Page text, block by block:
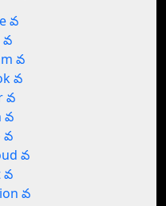
వ
వ
వ
వ
వ
వ
వ
వ
వ
వ